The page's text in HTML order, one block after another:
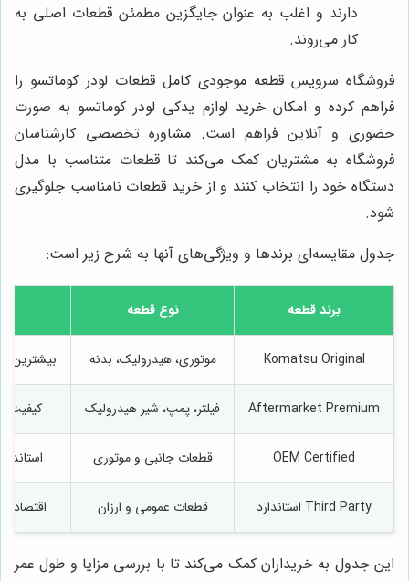
دارند و اغلب به عنوان جایگزین مطمئن قطعات اصلی به
کار می‌روند.
فروشگاه سرویس قطعه موجودی کامل قطعات لودر کوماتسو را
فراهم کرده و امکان خرید لوازم یدکی لودر کوماتسو به صورت
حضوری و آنلاین فراهم است. مشاوره تخصصی کارشناسان
فروشگاه به مشتریان کمک می‌کند تا قطعات متناسب با مدل
دستگاه خود را انتخاب کنند و از خرید قطعات نامناسب جلوگیری
شود.
جدول مقایسه‌ای برندها و ویژگی‌های آنها به شرح زیر است:
برند قطعه نوع قطعه
Komatsu Original موتوری، هیدرولیک، بدنه بیشترین
Aftermarket Premium فیلتر، پمپ، شیر هیدرولیک کیفیت
OEM Certified قطعات جانبی و موتوری
Third Party استاندارد قطعات عمومی و ارزان
این جدول به خریداران کمک می‌کند تا با بررسی مزایا و طول عمر